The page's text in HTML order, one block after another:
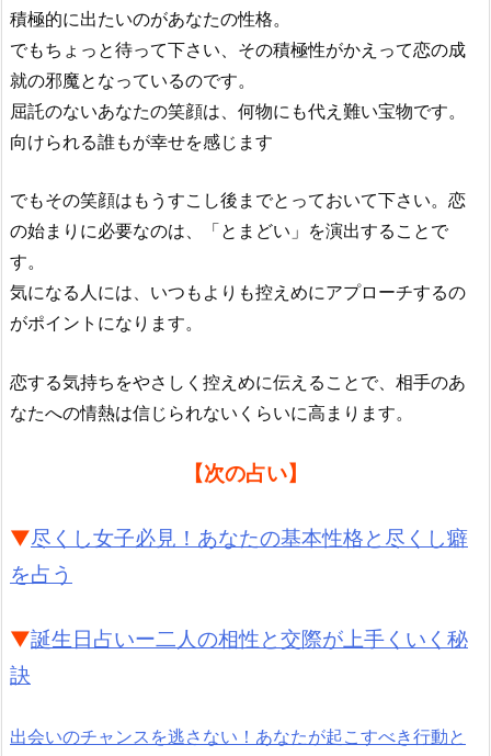
積極的に出たいのがあなたの性格。
でもちょっと待って下さい、その積極性がかえって恋の成
就の邪魔となっているのです。
屈託のないあなたの笑顔は、何物にも代え難い宝物です。
向けられる誰もが幸せを感じます
でもその笑顔はもうすこし後までとっておいて下さい。恋
の始まりに必要なのは、「とまどい」を演出することで
す。
気になる人には、いつもよりも控えめにアプローチするの
がポイントになります。
恋する気持ちをやさしく控えめに伝えることで、相手のあ
なたへの情熱は信じられないくらいに高まります。
【次の占い】
▼尽くし女子必見！あなたの基本性格と尽くし癖
を占う
▼誕生日占いー二人の相性と交際が上手くいく秘
訣
出会いのチャンスを逃さない！あなたが起こすべき行動と